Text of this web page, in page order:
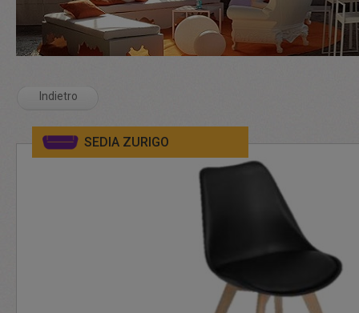
Indietro
SEDIA ZURIGO